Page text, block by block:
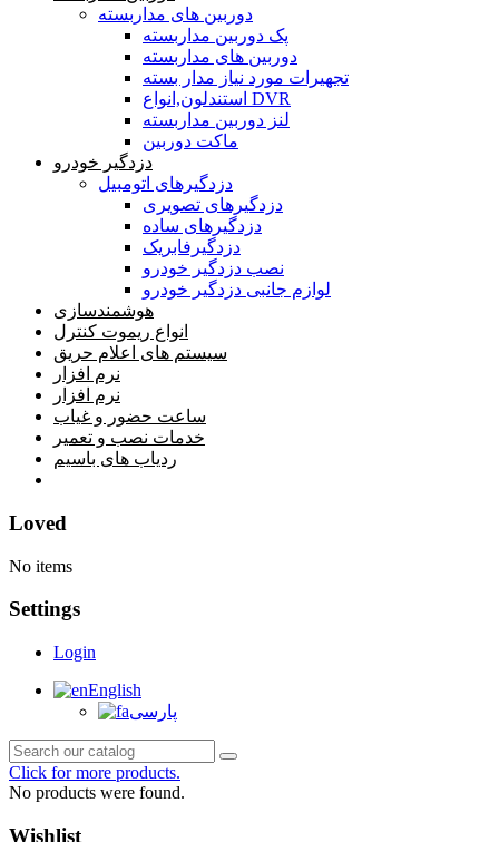
دوربین های مداربسته
پک دوربین مداربسته
دوربین های مداربسته
تجهیرات مورد نیاز مدار بسته
استندلون,انواع DVR
لنز دوربین مداربسته
ماکت دوربین
دزدگیر خودرو
دزدگیرهای اتومبیل
دزدگیرهای تصویری
دزدگیرهای ساده
دزدگیرفابریک
نصب دزدگیر خودرو
لوازم جانبی دزدگیر خودرو
هوشمندسازی
انواع ریموت کنترل
سیستم های اعلام حریق
نرم افزار
نرم افزار
ساعت حضور و غیاب
خدمات نصب و تعمیر
ردیاب های باسیم
Loved
No items
Settings
Login
English
پارسی
Click for more products.
No products were found.
Wishlist